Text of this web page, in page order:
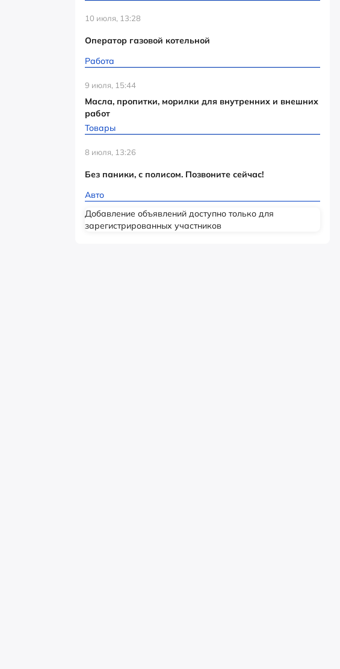
10 июля, 13:28
Оператор газовой котельной
Работа
9 июля, 15:44
Масла, пропитки, морилки для внутренних и внешних
работ
Товары
8 июля, 13:26
Без паники, с полисом. Позвоните сейчас!
Авто
Добавление объявлений доступно только для
зарегистрированных участников